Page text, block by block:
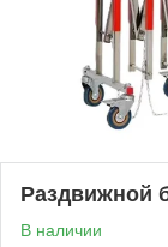
Раздвижной
В наличии